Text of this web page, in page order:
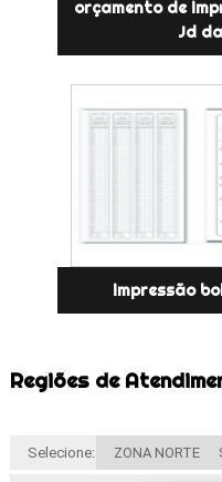
orçamento de
Jd
impressão
Regiões de
Selecione: ZONA NORTE